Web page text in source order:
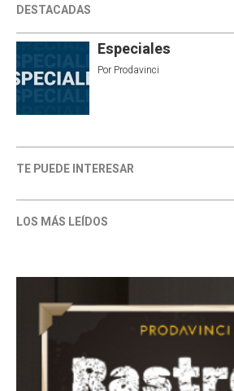
DESTACADAS
Especiales
Por Prodavinci
TE PUEDE INTERESAR
LOS MÁS LEÍDOS